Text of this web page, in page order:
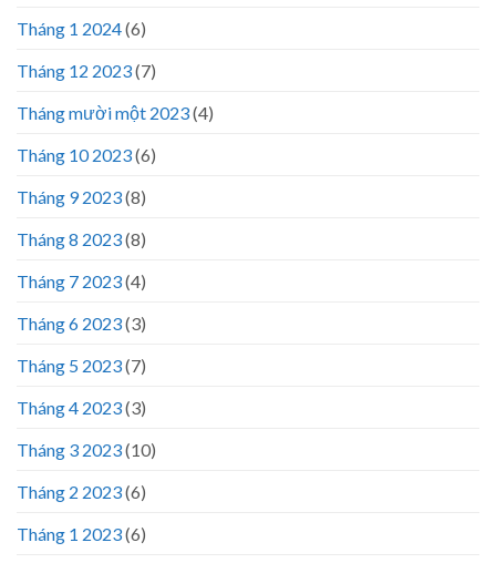
Tháng 1 2024(6)
Tháng 12 2023(7)
Tháng mười một 2023(4)
Tháng 10 2023(6)
Tháng 9 2023(8)
Tháng 8 2023(8)
Tháng 7 2023(4)
Tháng 6 2023(3)
Tháng 5 2023(7)
Tháng 4 2023(3)
Tháng 3 2023(10)
Tháng 2 2023(6)
Tháng 1 2023(6)